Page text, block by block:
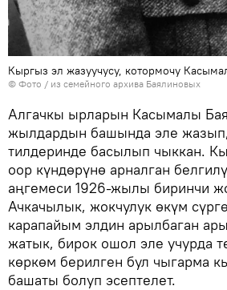
Кыргыз эл жазуучусу, котормочу
© Фото / из семейного архива Баялиновых
Алгачкы ырларын Касымалы
жылдардын башында эле жазып,
тилдеринде басылып чыккан.
оор күндөрүнө арналган
аңгемеси 1926-жылы биринчи
Ачкачылык, жокчулук өкүм
карапайым элдин арылбаган
жатык, бирок ошол эле учурда
көркөм берилген бул чыгарма
башаты болуп эсептелет.